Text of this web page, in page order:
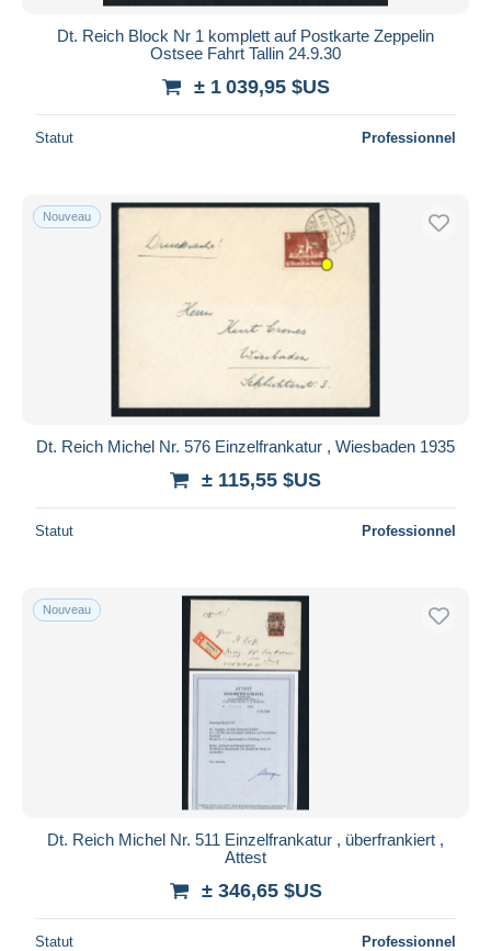
Dt. Reich Block Nr 1 komplett auf Postkarte Zeppelin
Ostsee Fahrt Tallin 24.9.30
± 1 039,95 $US
Statut Professionnel
Nouveau
Dt. Reich Michel Nr. 576 Einzelfrankatur , Wiesbaden 1935
± 115,55 $US
Statut Professionnel
Nouveau
Dt. Reich Michel Nr. 511 Einzelfrankatur , überfrankiert ,
Attest
± 346,65 $US
Statut Professionnel